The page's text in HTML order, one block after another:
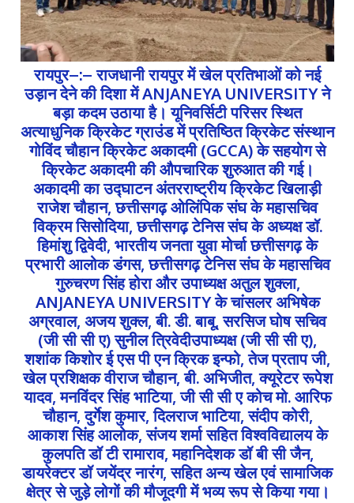
रायपुर–:– राजधानी रायपुर में खेल प्रतिभाओं को नई
उड़ान देने की दिशा में ANJANEYA UNIVERSITY ने
बड़ा कदम उठाया है। यूनिवर्सिटी परिसर स्थित
अत्याधुनिक क्रिकेट ग्राउंड में प्रतिष्ठित क्रिकेट संस्थान
गोविंद चौहान क्रिकेट अकादमी (GCCA) के सहयोग से
क्रिकेट अकादमी की औपचारिक शुरुआत की गई।
अकादमी का उद्घाटन अंतरराष्ट्रीय क्रिकेट खिलाड़ी
राजेश चौहान, छत्तीसगढ़ ओलिंपिक संघ के महासचिव
विक्रम सिसोदिया, छत्तीसगढ़ टेनिस संघ के अध्यक्ष डॉ.
हिमांशु द्विवेदी, भारतीय जनता युवा मोर्चा छत्तीसगढ़ के
प्रभारी आलोक डंगस, छत्तीसगढ़ टेनिस संघ के महासचिव
गुरुचरण सिंह होरा और उपाध्यक्ष अतुल शुक्ला,
ANJANEYA UNIVERSITY के चांसलर अभिषेक
अग्रवाल, अजय शुक्ल, बी. डी. बाबू, सरसिज घोष सचिव
(जी सी सी ए) सुनील त्रिवेदीउपाध्यक्ष (जी सी सी ए),
शशांक किशोर ई एस पी एन क्रिक इन्फो, तेज प्रताप जी,
खेल प्रशिक्षक वीराज चौहान, बी. अभिजीत, क्यूरेटर रूपेश
यादव, मनविंदर सिंह भाटिया, जी सी सी ए कोच मो. आरिफ
चौहान, दुर्गेश कुमार, दिलराज भाटिया, संदीप कोरी,
आकाश सिंह आलोक, संजय शर्मा सहित विश्वविद्यालय के
कुलपति डॉ टी रामाराव, महानिदेशक डॉ बी सी जैन,
डायरेक्टर डॉ जयेंद्र नारंग, सहित अन्य खेल एवं सामाजिक
क्षेत्र से जुड़े लोगों की मौजूदगी में भव्य रूप से किया गया।